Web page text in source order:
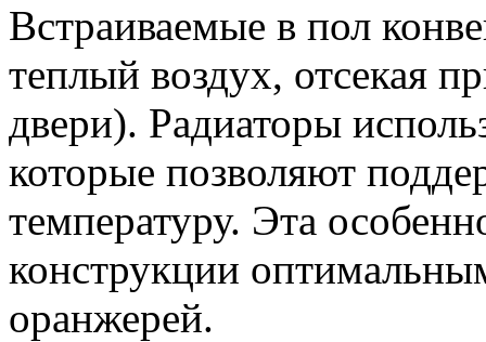
Встраиваемые в пол
теплый воздух, отсекая
двери). Радиаторы
которые позволяют
температуру. Эта
конструкции
оранжерей.